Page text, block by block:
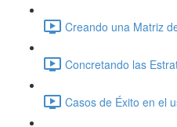
Creando una Matriz
Concretando las
Casos de Éxito en el